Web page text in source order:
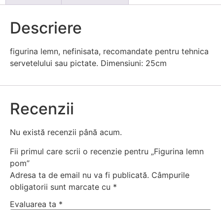
Descriere
figurina lemn, nefinisata, recomandate pentru tehnica
servetelului sau pictate. Dimensiuni: 25cm
Recenzii
Nu există recenzii până acum.
Fii primul care scrii o recenzie pentru „Figurina lemn
pom”
Adresa ta de email nu va fi publicată. Câmpurile
obligatorii sunt marcate cu *
Evaluarea ta *